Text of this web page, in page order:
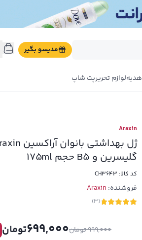
مدیسو بگیر
هدیهلوازم تحریرپت شاپ
Araxin
گلیسرین و B5 حجم 175ml
کد کالا: CH3643
فروشنده: Araxin
(
3
)
999,000تومان699,000تومان